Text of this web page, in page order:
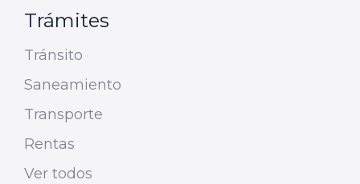
Trámites
Tránsito
Saneamiento
Transporte
Rentas
Ver todos